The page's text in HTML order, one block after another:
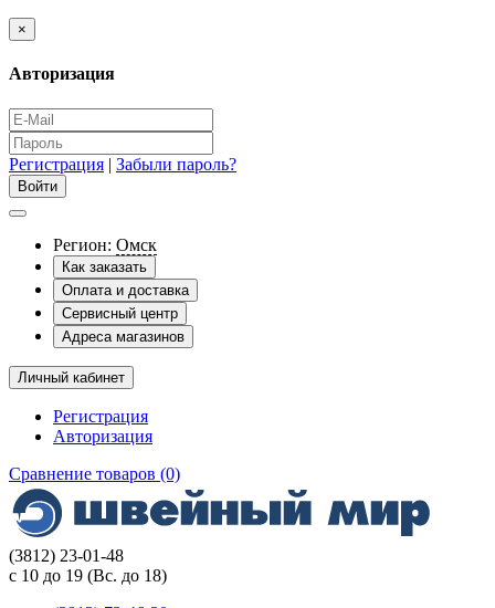
×
Авторизация
Регистрация | Забыли пароль?
Регион: Омск
Как заказать
Оплата и доставка
Сервисный центр
Адреса магазинов
Личный кабинет
Регистрация
Авторизация
Сравнение товаров (0)
(3812) 23-01-48
с 10 до 19 (Вс. до 18)